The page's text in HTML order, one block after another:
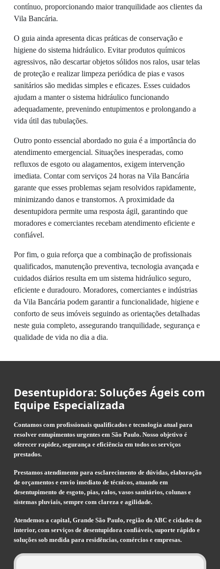
contínuo, proporcionando maior tranquilidade aos clientes da
Vila Bancária.
O guia ainda apresenta dicas práticas de conservação e
higiene do sistema hidráulico. Evitar produtos químicos
agressivos, não descartar objetos sólidos nos ralos, usar telas
de proteção e realizar limpeza periódica de pias e vasos
sanitários são medidas simples e eficazes. Esses cuidados
ajudam a manter o sistema hidráulico funcionando
adequadamente, prevenindo entupimentos e prolongando a
vida útil das tubulações.
Outro ponto essencial abordado no guia é a importância do
atendimento emergencial. Situações inesperadas, como
refluxos de esgoto ou alagamentos, exigem intervenção
imediata. Contar com serviços 24 horas na Vila Bancária
garante que esses problemas sejam resolvidos rapidamente,
minimizando danos e transtornos. A proximidade da
desentupidora permite uma resposta ágil, garantindo que
moradores e comerciantes recebam atendimento eficiente e
confiável.
Por fim, o guia reforça que a combinação de profissionais
qualificados, manutenção preventiva, tecnologia avançada e
cuidados diários resulta em um sistema hidráulico seguro,
eficiente e duradouro. Moradores, comerciantes e indústrias
da Vila Bancária podem garantir a funcionalidade, higiene e
conforto de seus imóveis seguindo as orientações detalhadas
neste guia completo, assegurando tranquilidade, segurança e
qualidade de vida no dia a dia.
Desentupidora: Soluções Ágeis com
Equipe Especializada
Contamos com profissionais qualificados e tecnologia atual para
resolver entupimentos urgentes em São Paulo. Nosso objetivo é
oferecer rapidez, segurança e eficiência em todos os serviços
prestados.
Prestamos atendimento para esclarecimento de dúvidas, elaboração
de orçamentos e envio imediato de técnicos, atuando em
desentupimento de esgoto, pias, ralos, vasos sanitários, colunas e
sistemas pluviais, sempre com clareza e agilidade.
Atendemos a capital, Grande São Paulo, região do ABC e cidades do
interior, com serviços de desentupidora confiáveis, suporte rápido e
soluções sob medida para residências, comércios e empresas.